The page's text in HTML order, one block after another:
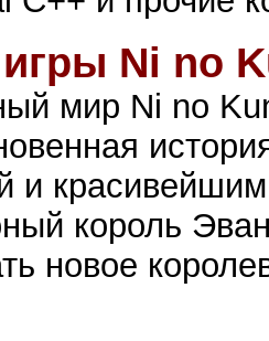
Ni no
мир Ni no
и
король
новое